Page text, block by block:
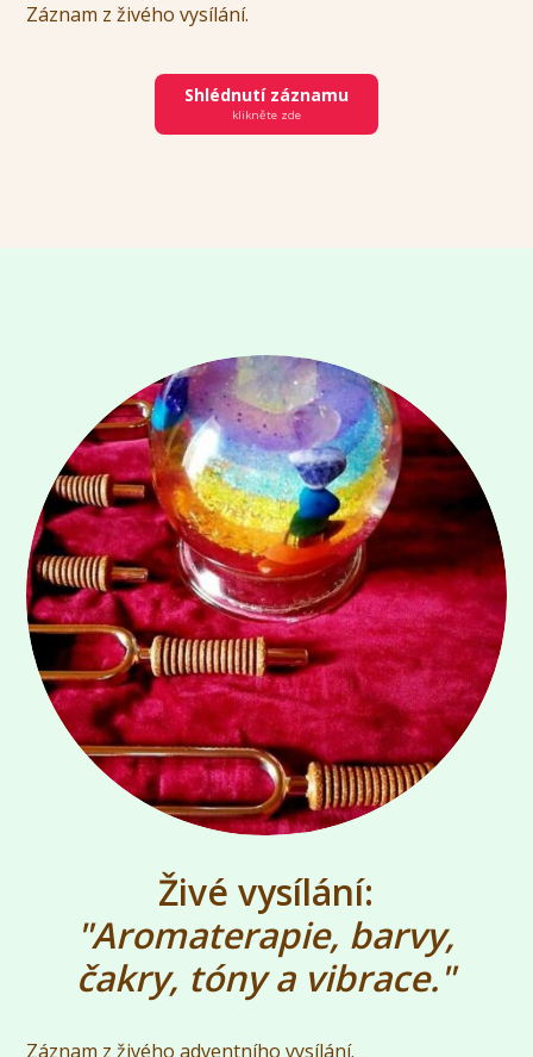
Záznam z živého vysílání.
Shlédnutí záznamu
klikněte zde
Živé vysílání:
"Aromaterapie, barvy,
čakry, tóny a vibrace."
Záznam z živého adventního vysílání.